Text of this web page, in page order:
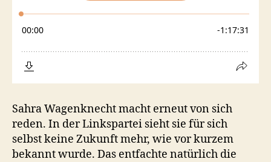
Sahra Wagenknecht macht erneut von sich
reden. In der Linkspartei sieht sie für sich
selbst keine Zukunft mehr, wie vor kurzem
bekannt wurde. Das entfachte natürlich die